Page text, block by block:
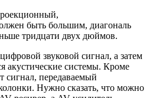
быть большим, диагональ
тридцати двух дюймов.
звуковой сигнал, а затем
акустические системы. Кроме
сигнал, передаваемый
Нужно сказать, что можно